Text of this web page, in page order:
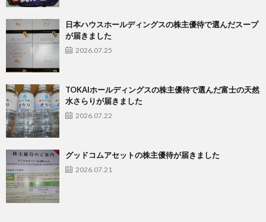
日本ハウスホールディングスの株主優待で選んだスープ
が届きました
2026.07.25
TOKAIホールディングスの株主優待で選んだ富士の天然
水さらりが届きました
2026.07.22
グッドコムアセットの株主優待が届きました
2026.07.21